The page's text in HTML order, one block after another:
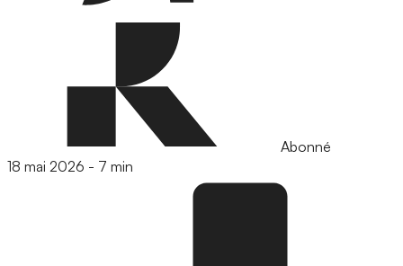
Abonné
18 mai 2026 - 7 min